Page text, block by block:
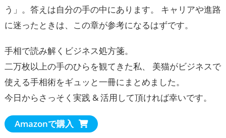
う」。答えは自分の手の中にあります。 キャリアや進路
に迷ったときは、この章が参考になるはずです。
手相で読み解くビジネス処方箋。
二万枚以上の手のひらを観てきた私、 美猫がビジネスで
使える手相術をギュッと一冊にまとめました。
今日からさっそく実践 & 活用して頂ければ幸いです。
Amazonで購入